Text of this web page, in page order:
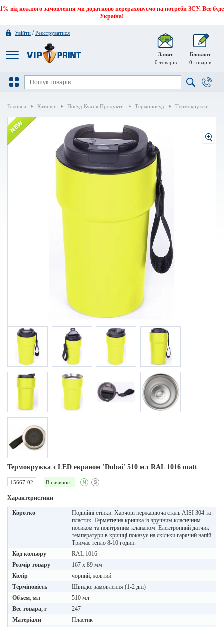
1% від кожного замовлення ми додатково перераховуємо на потреби ЗСУ. Все буде
Україна!
Увійти /Реєструватися
Запит
0 товарів
Блокнот
0 товарів
Головна Каталог Посуд Кухня Продукти Термопосуд Термокружки
Термокружка з LED екраном 'Dubai' 510 мл RAL 1016 matt
15667-02 В наявності
Характеристики
Коротко
Подвійні стінки. Харчові нержавіюча сталь AISI 304 та
пластик. Герметична кришка із зручним класичним
носиком та повітряним клапаном. Електронний датчик
температури в кришці показує на скільки гарячий напій.
Тримає тепло 8-10 годин.
Код кольору
RAL 1016
Розмір товару
167 х 89 мм
Колір
чорний, жовтий
Терміновість
Швидке замовлення (1-2 дні)
Объем, мл
510 мл
Вес товара, г
247
Матеріали
Пластик